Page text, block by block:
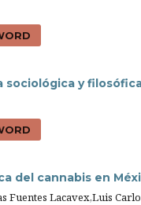
sociológica y
del cannabis en
Fuentes Lacavex,Luis